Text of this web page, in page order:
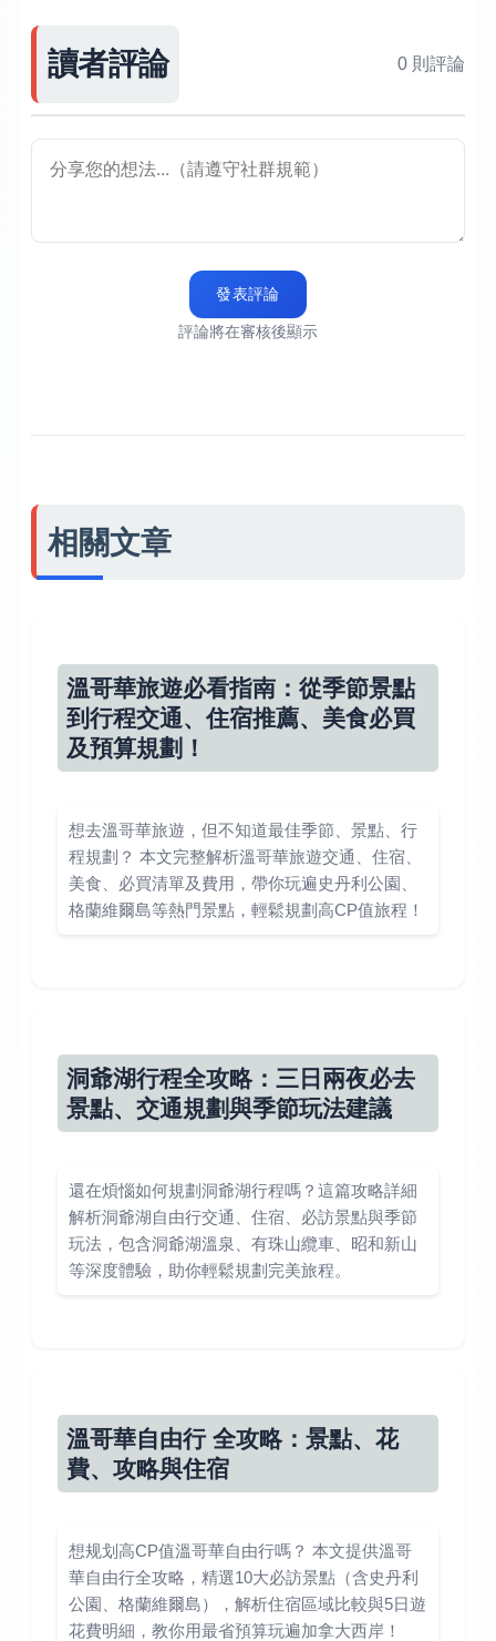
讀者評論 0 則評論
發表評論
評論將在審核後顯示
相關文章
溫哥華旅遊必看指南：從季節景點
到行程交通、住宿推薦、美食必買
及預算規劃！
想去溫哥華旅遊，但不知道最佳季節、景點、行
程規劃？ 本文完整解析溫哥華旅遊交通、住宿、
美食、必買清單及費用，帶你玩遍史丹利公園、
格蘭維爾島等熱門景點，輕鬆規劃高CP值旅程！
洞爺湖行程全攻略：三日兩夜必去
景點、交通規劃與季節玩法建議
還在煩惱如何規劃洞爺湖行程嗎？這篇攻略詳細
解析洞爺湖自由行交通、住宿、必訪景點與季節
玩法，包含洞爺湖溫泉、有珠山纜車、昭和新山
等深度體驗，助你輕鬆規劃完美旅程。
溫哥華自由行 全攻略：景點、花
費、攻略與住宿
想规划高CP值溫哥華自由行嗎？ 本文提供溫哥
華自由行全攻略，精選10大必訪景點（含史丹利
公園、格蘭維爾島），解析住宿區域比較與5日遊
花費明細，教你用最省預算玩遍加拿大西岸！